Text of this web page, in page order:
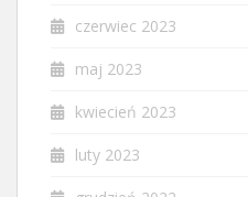
czerwiec 2023
maj 2023
kwiecień 2023
luty 2023